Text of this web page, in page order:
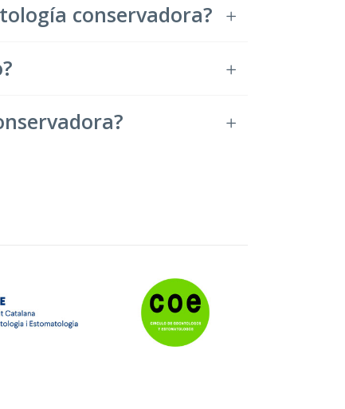
conservadora?